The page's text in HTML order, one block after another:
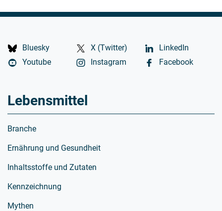
Bluesky X (Twitter)
LinkedIn
Youtube
Instagram Facebook
Lebensmittel
Branche
Ernährung und Gesundheit
Inhaltsstoffe und Zutaten
Kennzeichnung
Mythen